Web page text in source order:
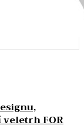
FOR